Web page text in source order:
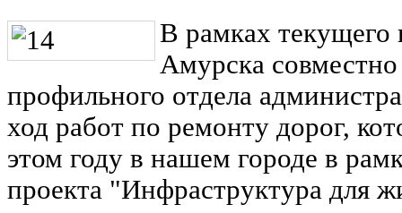
В рамках текущего
Амурска
профильного отдела
ход работ по ремонту дорог,
этом году в нашем городе в
проекта "Инфраструктура для